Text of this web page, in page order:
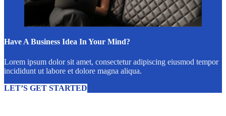
Have A Business Idea In Your Mind?
Lorem ipsum dolor sit amet, consectetur adipiscing eiusmod tempor
incididunt ut labore et dolore magna aliqua.
LET’S GET STARTED